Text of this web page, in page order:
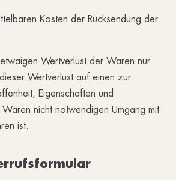
Kosten der Rücksendung der
Wertverlust der Waren nur
Wertverlust auf einen zur
Eigenschaften und
nicht notwendigen Umgang mit
ist.